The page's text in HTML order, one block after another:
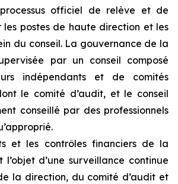
processus officiel de relève et de
les postes de haute direction et les
du conseil. La gouvernance de la
par un conseil composé
indépendants et de comités
le comité d’audit, et le conseil
conseillé par des professionnels
et les contrôles financiers de la
l’objet d’une surveillance continue
la direction, du comité d’audit et